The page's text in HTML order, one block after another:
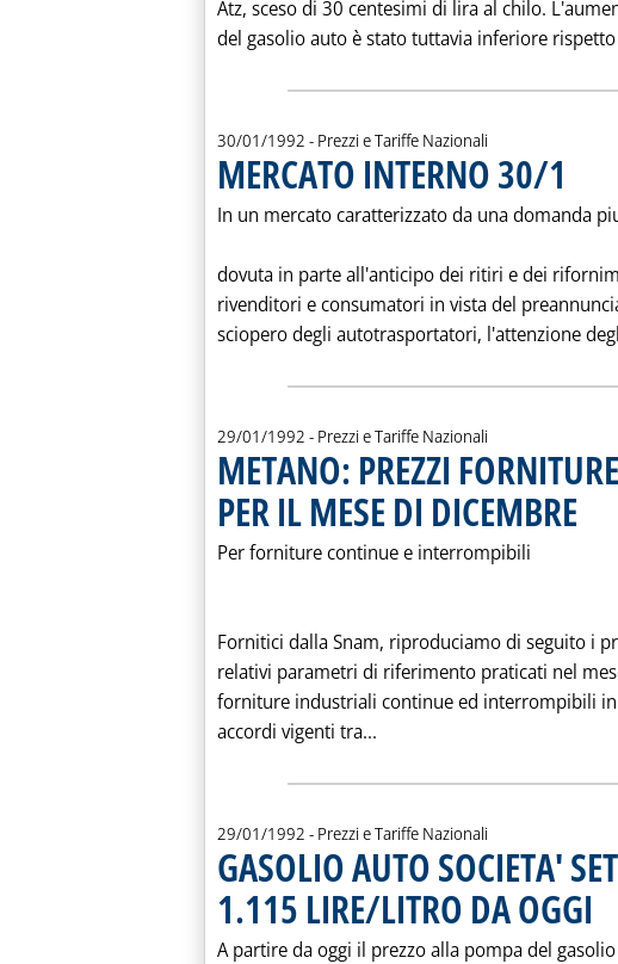
Atz, sceso di 30 centesimi di lira al chilo.
del gasolio auto è stato tuttavia inferiore
30/01/1992 - Prezzi e Tariffe Nazionali
MERCATO INTERNO 30/1
In un mercato caratterizzato da una domanda
dovuta in parte all'anticipo dei ritiri e dei
rivenditori e consumatori in vista del
sciopero degli autotrasportatori, l'attenzione
29/01/1992 - Prezzi e Tariffe Nazionali
METANO: PREZZI
PER IL MESE DI DICEMBRE
Per forniture continue e interrompibili
Fornitici dalla Snam, riproduciamo di seguito i
relativi parametri di riferimento praticati nel
forniture industriali continue ed interrompibili
accordi vigenti tra... Leggi tutta la notizia:
29/01/1992 - Prezzi e Tariffe Nazionali
GASOLIO AUTO SOCIETA'
1.115 LIRE/LITRO DA OGGI
A partire da oggi il prezzo alla pompa del